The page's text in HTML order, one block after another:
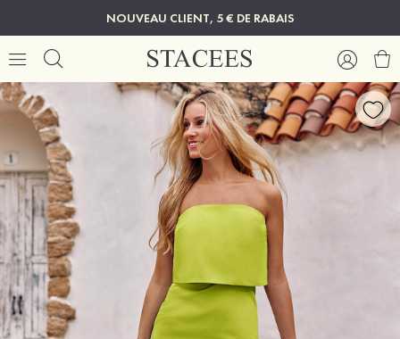
NOUVEAU CLIENT, 5 € DE RABAIS